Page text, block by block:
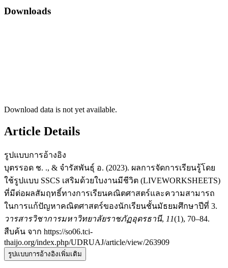
Downloads
Download data is not yet available.
Article Details
รูปแบบการอ้างอิง
บุตรรอด ช. ., & จำรัสพันธุ์ อ. (2023). ผลการจัดการเรียนรู้โดย
ใช้รูปแบบ SSCS เสริมด้วยใบงานมีชีวิต (LIVEWORKSHEETS)
ที่มีต่อผลสัมฤทธิ์ทางการเรียนคณิตศาสตร์และความสามารถ
ในการแก้ปัญหาคณิตศาสตร์ของนักเรียนชั้นมัธยมศึกษาปีที่ 3.
วารสารวิชาการมหาวิทยาลัยราชภัฏอุดรธานี, 11(1), 70–84.
สืบค้น จาก https://so06.tci-
thaijo.org/index.php/UDRUAJ/article/view/263909
รูปแบบการอ้างอิงเพิ่มเติม